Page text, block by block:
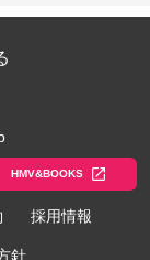
HMV&BOOKS
採用情報
針